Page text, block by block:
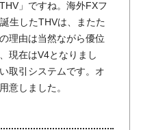
」ですね。海外FXフ
生したTHVは、またた
理由は当然ながら優位
現在はV4となりまし
取引システムです。オ
意しました。